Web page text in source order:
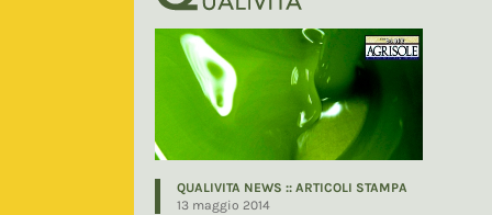
QUALIVITA NEWS :: ARTICOLI STAMPA
13 maggio 2014